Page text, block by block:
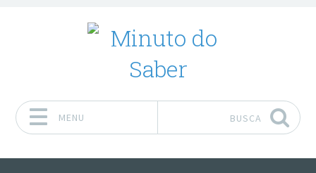
MENU BUSCA